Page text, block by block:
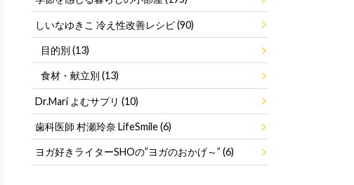
しいなゆきこ 冷え性改善レシピ(90)
目的別 (13)
食材・献立別 (13)
Dr.Mari よむサプリ(10)
歯科医師 村瀬玲奈 LifeSmile(6)
ヨガ好きライターSHOの”ヨガのおかげ～”(6)